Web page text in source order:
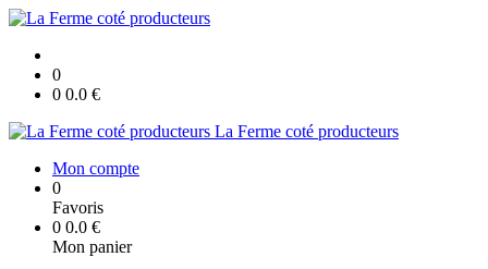
0
0 0.0 €
La Ferme coté producteurs
Mon compte
0
Favoris
0 0.0 €
Mon panier